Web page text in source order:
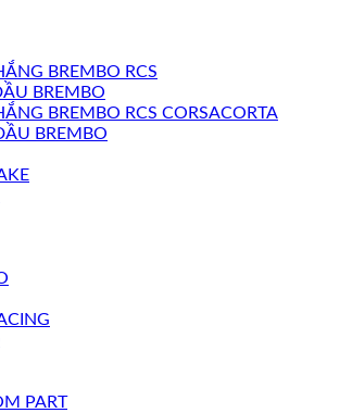
BREMBO RCS
BREMBO
BREMBO RCS CORSACORTA
BREMBO
PART